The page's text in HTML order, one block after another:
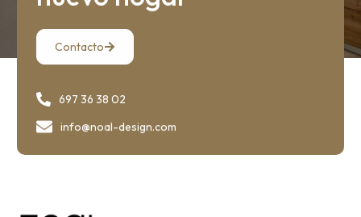
Contacto
697 36 38 02
info@noal-design.com